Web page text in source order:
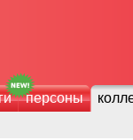
персоны